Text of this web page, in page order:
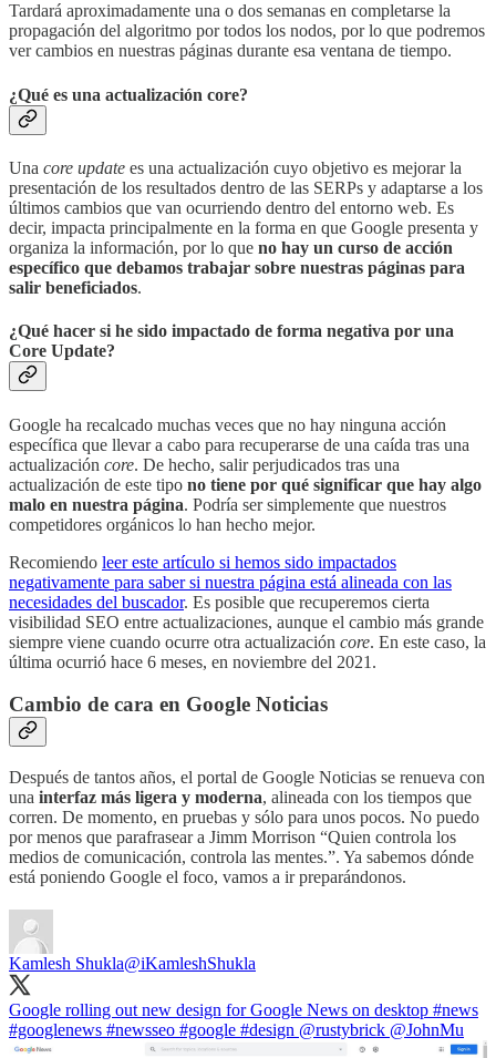
Tardará aproximadamente una o dos semanas en completarse la
propagación del algoritmo por todos los nodos, por lo que podremos
ver cambios en nuestras páginas durante esa ventana de tiempo.
¿Qué es una actualización core?
Una core update es una actualización cuyo objetivo es mejorar la
presentación de los resultados dentro de las SERPs y adaptarse a los
últimos cambios que van ocurriendo dentro del entorno web. Es
decir, impacta principalmente en la forma en que Google presenta y
organiza la información, por lo que no hay un curso de acción
específico que debamos trabajar sobre nuestras páginas para
salir beneficiados.
¿Qué hacer si he sido impactado de forma negativa por una
Core Update?
Google ha recalcado muchas veces que no hay ninguna acción
específica que llevar a cabo para recuperarse de una caída tras una
actualización core. De hecho, salir perjudicados tras una
actualización de este tipo no tiene por qué significar que hay algo
malo en nuestra página. Podría ser simplemente que nuestros
competidores orgánicos lo han hecho mejor.
Recomiendo leer este artículo si hemos sido impactados
negativamente para saber si nuestra página está alineada con las
necesidades del buscador. Es posible que recuperemos cierta
visibilidad SEO entre actualizaciones, aunque el cambio más grande
siempre viene cuando ocurre otra actualización core. En este caso, la
última ocurrió hace 6 meses, en noviembre del 2021.
Cambio de cara en Google Noticias
Después de tantos años, el portal de Google Noticias se renueva con
una interfaz más ligera y moderna, alineada con los tiempos que
corren. De momento, en pruebas y sólo para unos pocos. No puedo
por menos que parafrasear a Jimm Morrison “Quien controla los
medios de comunicación, controla las mentes.”. Ya sabemos dónde
está poniendo Google el foco, vamos a ir preparándonos.
Kamlesh Shukla@iKamleshShukla
Google rolling out new design for Google News on desktop #news
#googlenews #newsseo #google #design @rustybrick @JohnMu